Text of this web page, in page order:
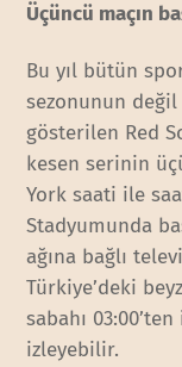
Üçüncü maçın
Bu yıl bütün
sezonunun
gösterilen Red
kesen serinin
York saati ile
Stadyumunda
ağına bağlı
Türkiye’deki
sabahı
izleyebilir.